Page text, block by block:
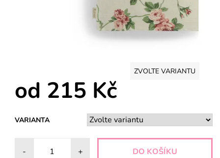
ZVOLTE VARIANTU
od 215 Kč
VARIANTA
- +